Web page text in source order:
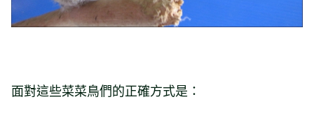
面對這些菜菜鳥們的正確方式是：